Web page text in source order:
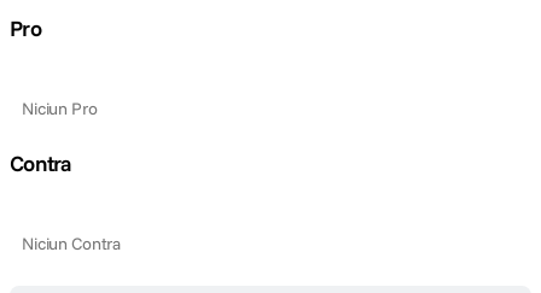
Pro
Niciun Pro
Contra
Niciun Contra